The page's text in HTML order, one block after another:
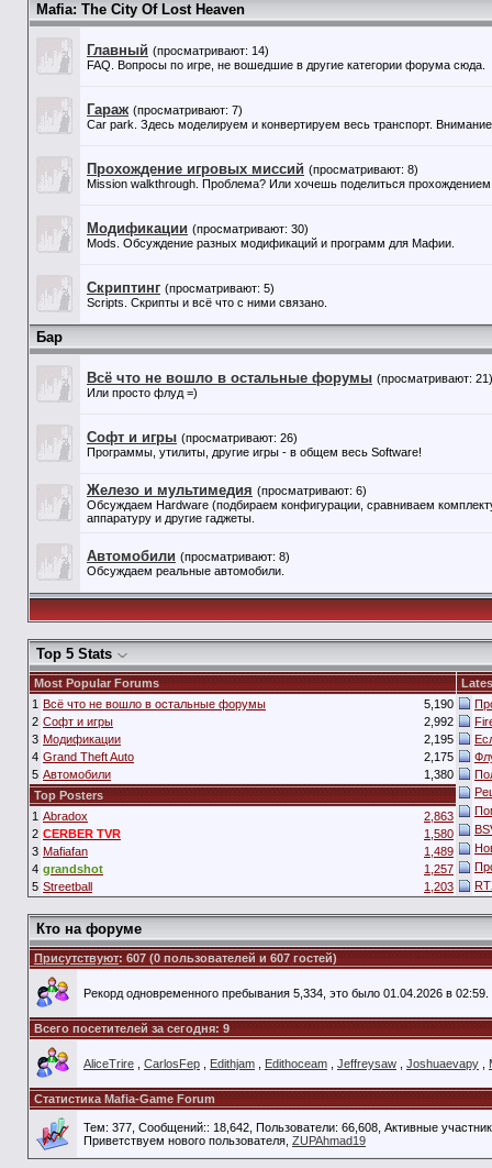
Mafia: The City Of Lost Heaven
Главный (просматривают: 14)
FAQ. Вопросы по игре, не вошедшие в другие категории форума сюда.
Гараж (просматривают: 7)
Car park. Здесь моделируем и конвертируем весь транспорт.
Прохождение игровых миссий (просматривают: 8)
Mission walkthrough. Проблема? Или хочешь поделиться прохождением
Модификации (просматривают: 30)
Mods. Обсуждение разных модификаций и программ для Мафии.
Скриптинг (просматривают: 5)
Scripts. Скрипты и всё что с ними связано.
Бар
Всё что не вошло в остальные форумы (просматривают: 21)
Или просто флуд =)
Софт и игры (просматривают: 26)
Программы, утилиты, другие игры - в общем весь Software!
Железо и мультимедия (просматривают: 6)
Обсуждаем Hardware (подбираем конфигурации, сравниваем
аппаратуру и другие гаджеты.
Автомобили (просматривают: 8)
Обсуждаем реальные автомобили.
Top 5 Stats
Most Popular Forums
1 Всё что не вошло в остальные форумы
5,190
2 Софт и игры
2,992
3 Модификации
2,195
4 Grand Theft Auto
2,175
5 Автомобили 1,380
Top Posters
1 Abradox
2,863
2 CERBER TVR
1,580
3 Mafiafan
1,489
4 grandshot
1,257
5 Streetball 1,203
Кто на форуме
Присутствуют: 607 (0 пользователей и 607 гостей)
Рекорд одновременного пребывания 5,334, это было 01.04.2026 в 02:59.
Всего посетителей за сегодня: 9
AliceTrire CarlosFep Edithjam Edithoceam Jeffreysaw Joshuaevapy
Статистика Mafia-Game Forum
Тем: 377, Сообщений:: 18,642, Пользователи: 66,608, Активные
Приветствуем нового пользователя, ZUPAhmad19